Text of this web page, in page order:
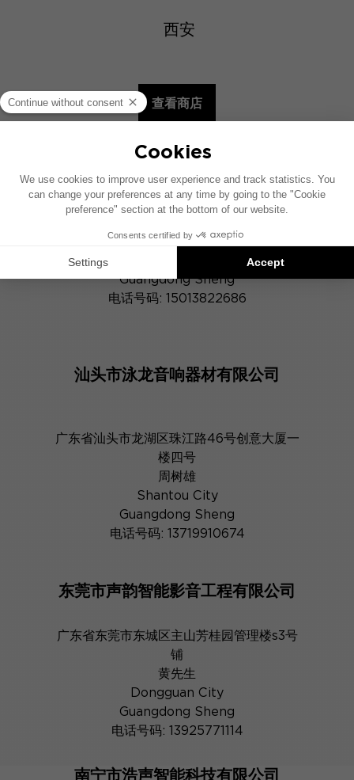
西安
查看商店
深圳市时光廊文化传播有限公司
103栋顺电家居广场4楼 余西亮
Guangdong Sheng
电话号码: 15013822686
汕头市泳龙音响器材有限公司
广东省汕头市龙湖区珠江路46号创意大厦一
楼四号
周树雄
Shantou City
Guangdong Sheng
电话号码: 13719910674
东莞市声韵智能影音工程有限公司
广东省东莞市东城区主山芳桂园管理楼s3号
铺
黄先生
Dongguan City
Guangdong Sheng
电话号码: 13925771114
南宁市浩声智能科技有限公司